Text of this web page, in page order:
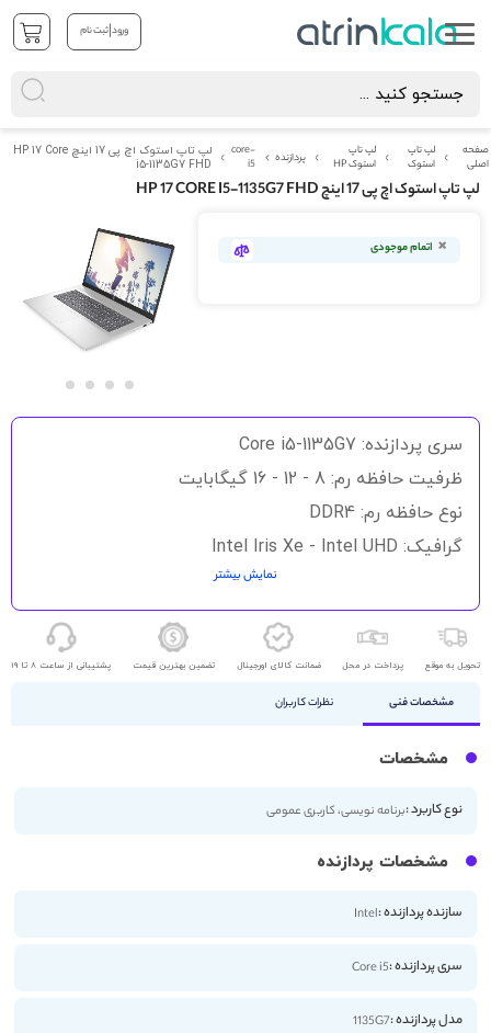
ورود|ثبت نام
صفحه
اصلی
لپ تاپ
استوک
لپ تاپ
استوک HP
پردازنده
core-
i5
لپ تاپ استوک اچ پی 17 اینچ HP 17 Core
i5-1135G7 FHD
لپ تاپ استوک اچ پی 17 اینچ HP 17 CORE I5-1135G7 FHD
به
انتهای
گالری
تصاویر
اتمام موجودی
سری پردازنده: Core i5-1135G7
ظرفیت حافظه رم: 8 - 12 - 16 گیگابایت
نوع حافظه رم: DDR4
گرافیک: Intel Iris Xe - Intel UHD
اندازه صفحه نمایش: 17 اینچ
کیفیت صفحه نمایش: FHD
نمایش بیشتر
تحویل به موقع پرداخت در محل ضمانت کالای اورجینال تضمین بهترین قیمت پشتیبانی از ساعت 8 تا 19
مشخصات فنی نظرات کاربران
مشخصات
نوع کاربرد :برنامه نویسی، کاربری عمومی
مشخصات پردازنده
سازنده پردازنده :Intel
سری پردازنده :Core i5
مدل پردازنده :1135G7